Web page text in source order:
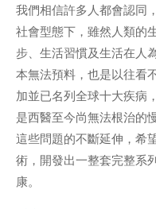
我們相信許多人都會認同
社會型態下，雖然人類的
步、生活習慣及生活在人
本無法預料，也是以往看
加並已名列全球十大疾病
是西醫至今尚無法根治的
這些問題的不斷延伸，希
術，開發出一整套完整系
康。